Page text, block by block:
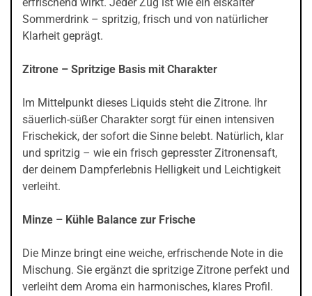
Sommerdrink – spritzig, frisch und von natürlicher
Klarheit geprägt.
Zitrone – Spritzige Basis mit Charakter
Im Mittelpunkt dieses Liquids steht die Zitrone. Ihr
säuerlich-süßer Charakter sorgt für einen intensiven
Frischekick, der sofort die Sinne belebt. Natürlich, klar
und spritzig – wie ein frisch gepresster Zitronensaft,
der deinem Dampferlebnis Helligkeit und Leichtigkeit
verleiht.
Minze – Kühle Balance zur Frische
Die Minze bringt eine weiche, erfrischende Note in die
Mischung. Sie ergänzt die spritzige Zitrone perfekt und
verleiht dem Aroma ein harmonisches, klares Profil.